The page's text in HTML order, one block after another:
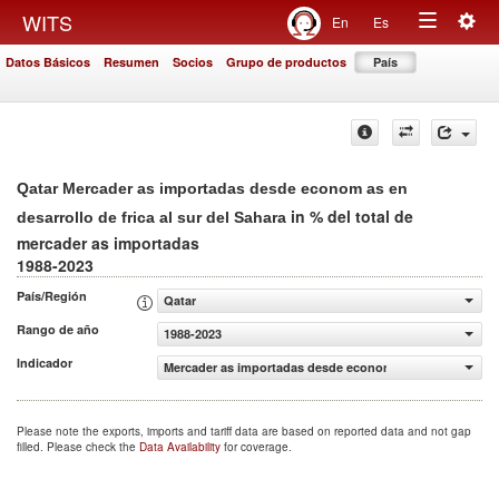
WITS En Es
Toggle
Datos Básicos Resumen Socios Grupo de productos País
Qatar Mercader as importadas desde econom as en
desarrollo de frica al sur del Sahara in % del total de
mercader as importadas
1988-2023
País/Región
Qatar
Rango de año
1988-2023
Indicador
Mercader as importadas desde econom as en
Please note the exports, imports and tariff data are based on reported data and not gap
filled. Please check the Data Availability for coverage.